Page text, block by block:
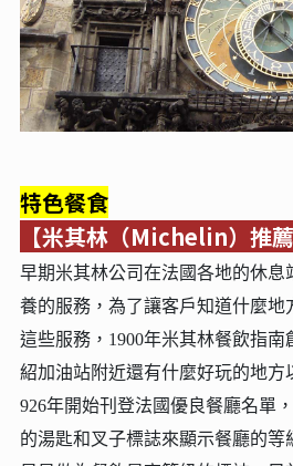
特色餐食
【米其林（Michelin）推薦
早期米其林公司在法國各地的休息
養的服務，為了讓客戶知道什麼地
這些服務，1900年米其林餐飲指
紹加油站附近還有什麼好玩的地方
926年開始刊登法國優良餐廳名單
的湯匙和叉子標誌來顯示餐廳的等